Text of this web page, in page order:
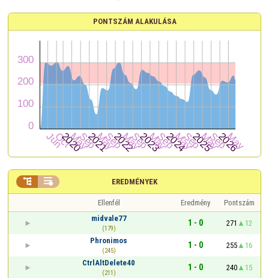
PONTSZÁM ALAKULÁSA
EREDMÉNYEK
 
Ellenfél Eredmény
Pontszám
midvale77
(179)
1 - 0 271
12
Phronimos
(245)
1 - 0 255
16
CtrlAltDelete40
(211)
1 - 0 240
15